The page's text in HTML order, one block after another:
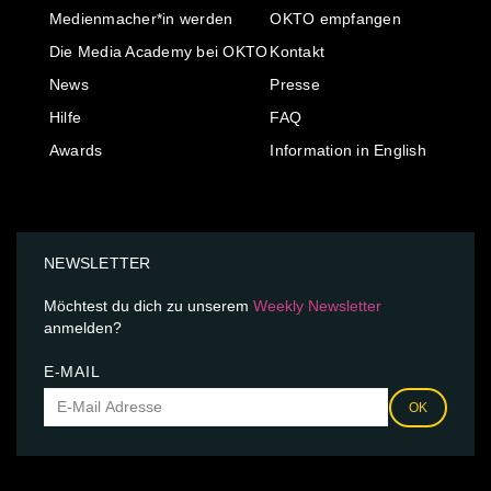
Medienmacher*in werden
Die Media Academy bei OKTO
News
Hilfe
Awards
OKTO empfangen
Kontakt
Presse
FAQ
Information in English
NEWSLETTER
Möchtest du dich zu unserem Weekly Newsletter
anmelden?
E-MAIL
OK